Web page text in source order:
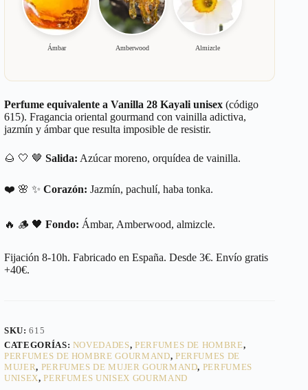
Ámbar Amberwood Almizcle
Perfume equivalente a Vanilla 28 Kayali unisex (código
615). Fragancia oriental gourmand con vainilla adictiva,
jazmín y ámbar que resulta imposible de resistir.
🌰 🤍 🤎 Salida: Azúcar moreno, orquídea de vainilla.
❤️ 🌸 ✨ Corazón: Jazmín, pachulí, haba tonka.
🔥 🪵 🖤 Fondo: Ámbar, Amberwood, almizcle.
Fijación 8-10h. Fabricado en España. Desde 3€. Envío gratis
+40€.
SKU:615
CATEGORÍAS: NOVEDADES, PERFUMES DE HOMBRE,
PERFUMES DE HOMBRE GOURMAND, PERFUMES DE
MUJER, PERFUMES DE MUJER GOURMAND, PERFUMES
UNISEX,PERFUMES UNISEX GOURMAND